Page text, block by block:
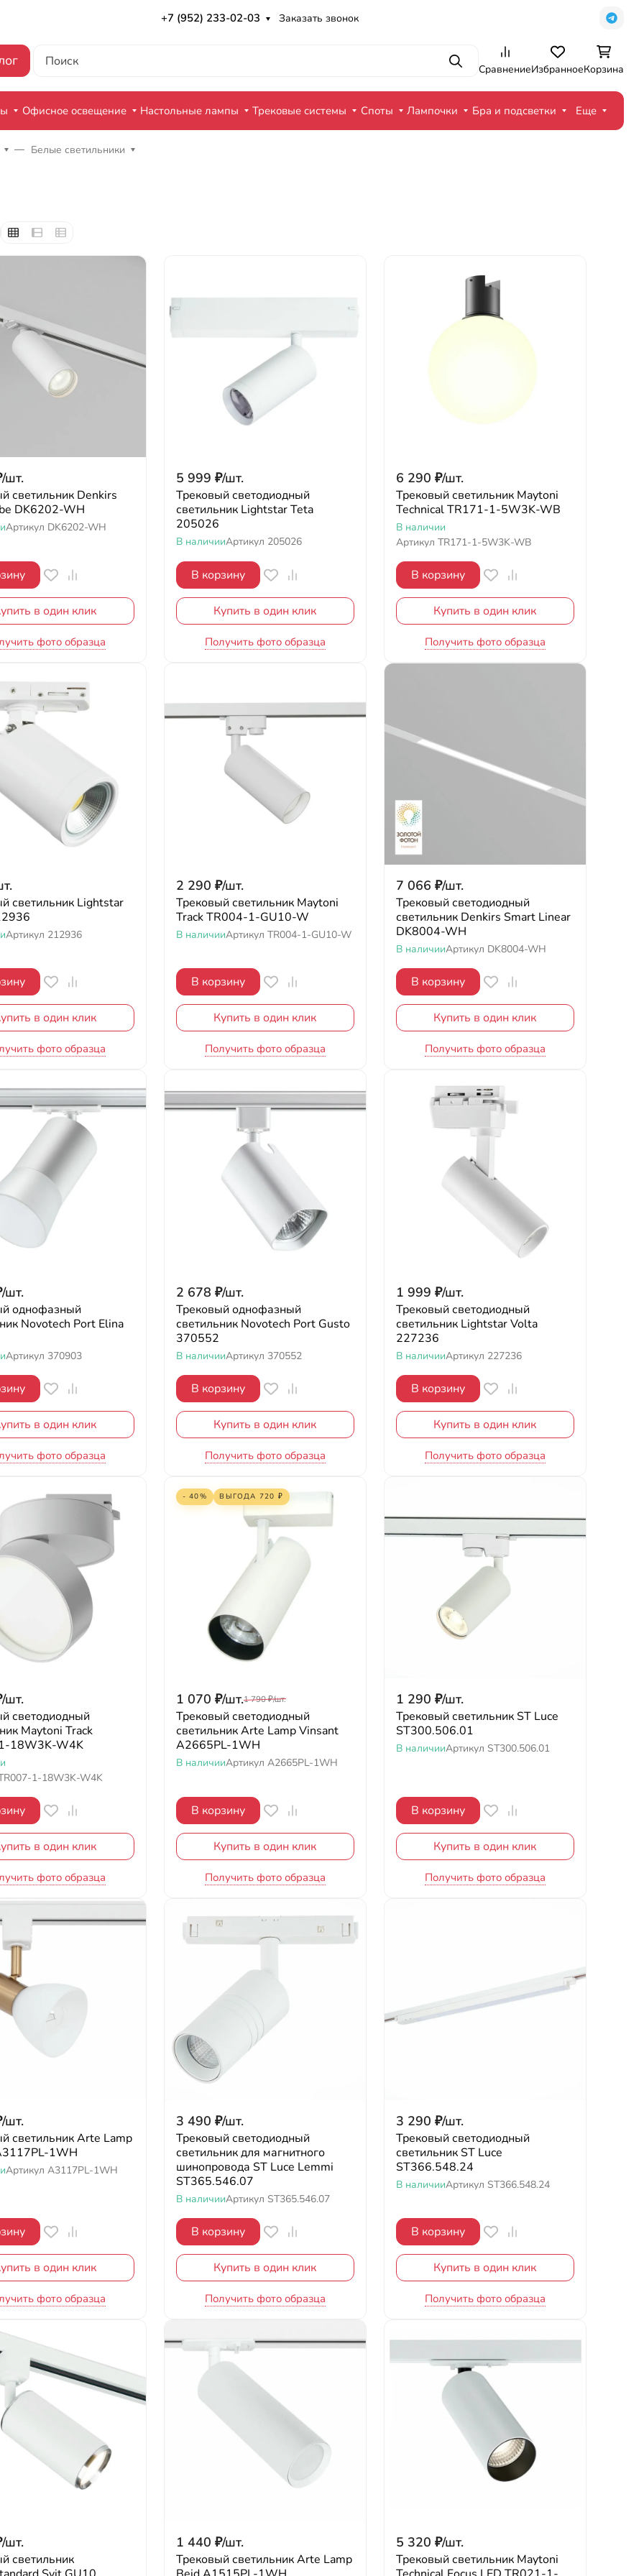
+7 (952) 233-02-03 Заказать звонок
ПоискСравнениеИзбранноеКорзина
Офисное освещение Настольные лампы Трековые системы Споты Лампочки Бра и подсветки Еще
Белые светильники
/шт.
светильник Denkirs
DK6202-WH
Артикул DK6202-WH
в один клик
фото образца
5 999 ₽/шт.
Трековый светодиодный
светильник Lightstar Teta
205026
В наличииАртикул 205026
В корзину
Купить в один клик
Получить фото образца
6 290 ₽/шт.
Трековый светильник Maytoni
Technical TR171-1-5W3K-WB
В наличии
Артикул TR171-1-5W3K-WB
В корзину
Купить в один клик
Получить фото образца
светильник Lightstar
Артикул 212936
в один клик
фото образца
2 290 ₽/шт.
Трековый светильник Maytoni
Track TR004-1-GU10-W
В наличииАртикул TR004-1-GU10-W
В корзину
Купить в один клик
Получить фото образца
7 066 ₽/шт.
Трековый светодиодный
светильник Denkirs Smart Linear
DK8004-WH
В наличииАртикул DK8004-WH
В корзину
Купить в один клик
Получить фото образца
/шт.
однофазный
Novotech Port Elina
Артикул 370903
в один клик
фото образца
2 678 ₽/шт.
Трековый однофазный
светильник Novotech Port Gusto
370552
В наличииАртикул 370552
В корзину
Купить в один клик
Получить фото образца
1 999 ₽/шт.
Трековый светодиодный
светильник Lightstar Volta
227236
В наличииАртикул 227236
В корзину
Купить в один клик
Получить фото образца
/шт.
светодиодный
Maytoni Track
18W3K-W4K
1-18W3K-W4K
в один клик
фото образца
- 40% ВЫГОДА 720 ₽
1 070 ₽/шт.1 790₽/шт.
Трековый светодиодный
светильник Arte Lamp Vinsant
A2665PL-1WH
В наличииАртикул A2665PL-1WH
В корзину
Купить в один клик
Получить фото образца
1 290 ₽/шт.
Трековый светильник ST Luce
ST300.506.01
В наличииАртикул ST300.506.01
В корзину
Купить в один клик
Получить фото образца
/шт.
светильник Arte Lamp
1WH
Артикул A3117PL-1WH
в один клик
фото образца
3 490 ₽/шт.
Трековый светодиодный
светильник для магнитного
шинопровода ST Luce Lemmi
ST365.546.07
В наличииАртикул ST365.546.07
В корзину
Купить в один клик
Получить фото образца
3 290 ₽/шт.
Трековый светодиодный
светильник ST Luce
ST366.548.24
В наличииАртикул ST366.548.24
В корзину
Купить в один клик
Получить фото образца
/шт.
светильник
1 440 ₽/шт.
Трековый светильник Arte Lamp
5 320 ₽/шт.
Трековый светильник Maytoni